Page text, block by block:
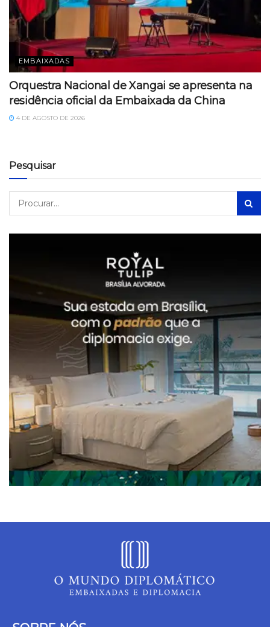
EMBAIXADAS
Orquestra Nacional de Xangai se apresenta na
residência oficial da Embaixada da China
4 DE AGOSTO DE 2026
Pesquisar